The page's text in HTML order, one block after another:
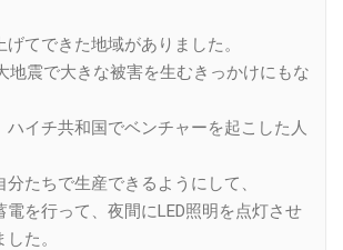
てできた地域がありました。
地震で大きな被害を生むきっかけにもな
ハイチ共和国でベンチャーを起こした人
たちで生産できるようにして、
電を行って、夜間にLED照明を点灯させ
た。